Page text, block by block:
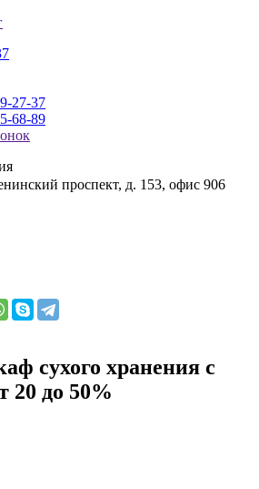
27-37
68-89
проспект, д. 153, офис 906
сухого хранения с
20 до 50%